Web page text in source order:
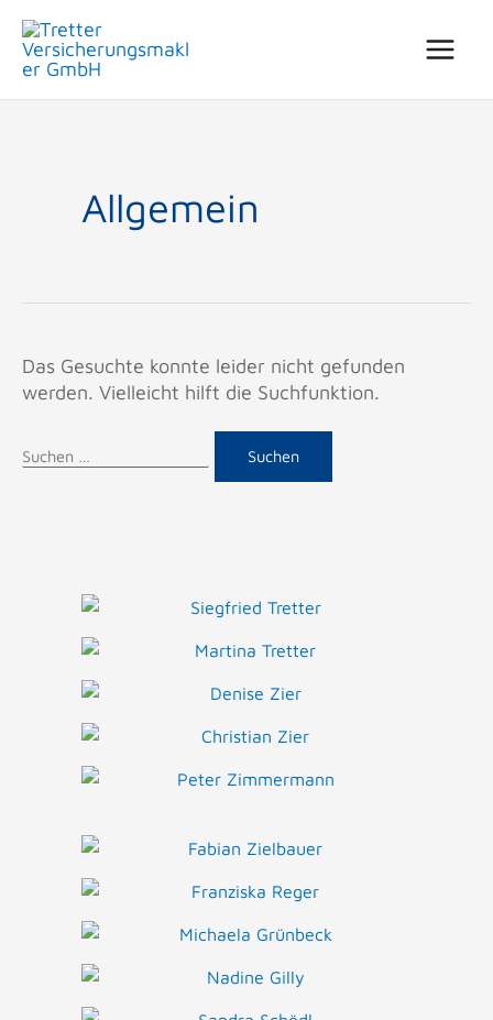
Allgemein
Das Gesuchte konnte leider nicht gefunden
werden. Vielleicht hilft die Suchfunktion.